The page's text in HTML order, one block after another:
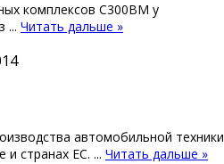
комплексов С300ВМ у
... Читать дальше »
автомобильной техники
и странах ЕС. ... Читать дальше »